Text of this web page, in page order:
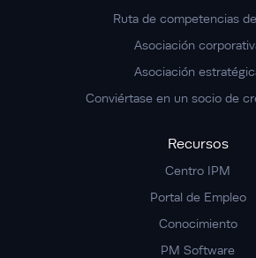
Ruta de competencias
Asociación
Asociación
Conviértase en un socio de
Recursos
Centro IPM
Portal de Empleo
Conocimiento
PM Software